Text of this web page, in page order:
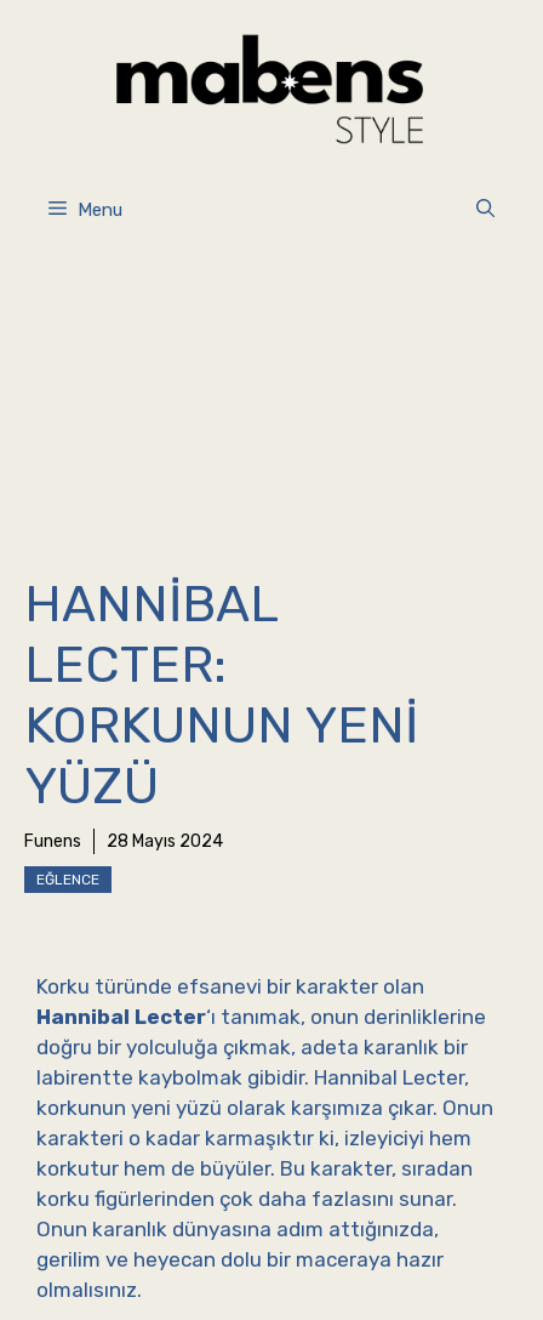
Menu
HANNIBAL
LECTER:
KORKUNUN YENI
YÜZÜ
Funens 28 Mayıs 2024
EĞLENCE
Korku türünde efsanevi bir karakter olan
Hannibal Lecter‘ı tanımak, onun derinliklerine
doğru bir yolculuğa çıkmak, adeta karanlık bir
labirentte kaybolmak gibidir. Hannibal Lecter,
korkunun yeni yüzü olarak karşımıza çıkar. Onun
karakteri o kadar karmaşıktır ki, izleyiciyi hem
korkutur hem de büyüler. Bu karakter, sıradan
korku figürlerinden çok daha fazlasını sunar.
Onun karanlık dünyasına adım attığınızda,
gerilim ve heyecan dolu bir maceraya hazır
olmalısınız.